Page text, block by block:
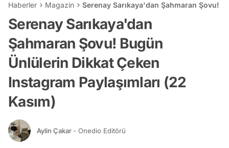
Haberler Magazin Serenay Sarıkaya'dan Şahmaran Şovu!
Serenay Sarıkaya'dan
Şahmaran Şovu! Bugün
Ünlülerin Dikkat Çeken
Instagram Paylaşımları (22
Kasım)
Aylin Çakar - Onedio Editörü